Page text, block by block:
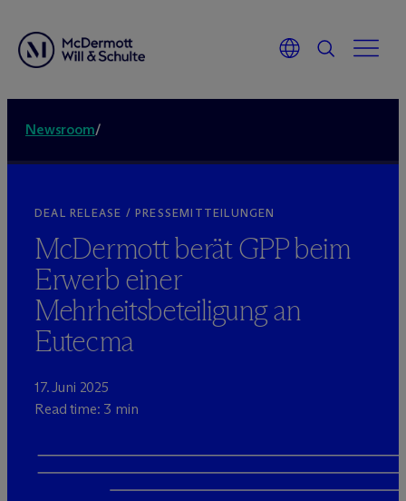
Newsroom/
DEAL RELEASE / PRESSEMITTEILUNGEN
McDermott berät GPP beim
Erwerb einer
Mehrheitsbeteiligung an
Eutecma
17. Juni 2025
Read time: 3 min